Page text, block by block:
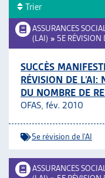
VEILLE
RESSOURCES
THÉMATIQUES
GUIDE SOCIAL
AUTRES
ARTIAS
L’ASSOCIATION
PROJETS ET ACTIVITÉS
JOURNÉES D’AUTOMNE
ASSURANCES
(LAI) » 5E RÉVISION
SUCCÈS
RÉVISION DE L’AI:
DU NOMBRE DE
OFAS, fév. 2010
5e révision de l'AI
ASSURANCES
Trier